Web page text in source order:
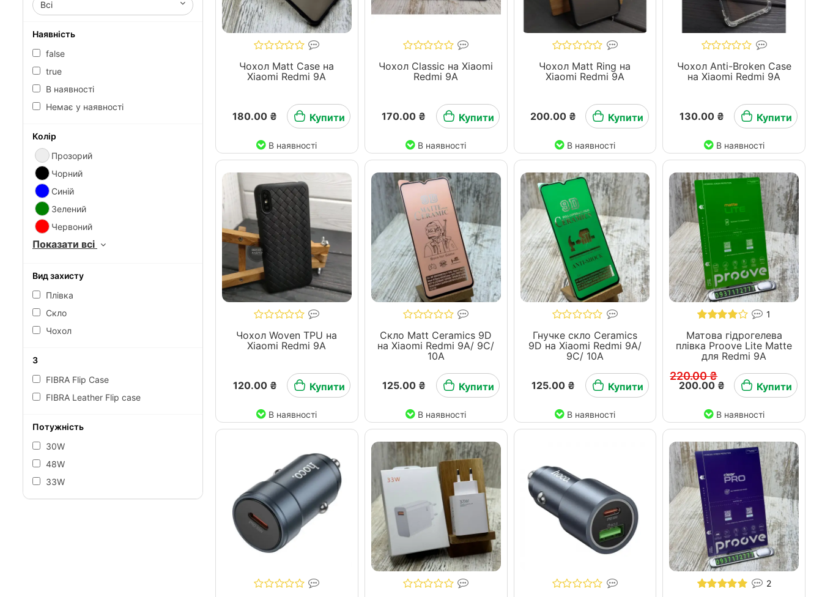
Всі
Наявність
false
true
В наявності
Немає у наявності
Колір
Прозорий
Чорний
Синій
Зелений
Червоний
Показати всі
Вид захисту
Плівка
Скло
Чохол
3
FIBRA Flip Case
FIBRA Leather Flip case
Потужність
30W
48W
33W
Чохол Matt Case на
Xiaomi Redmi 9A
180.00 ₴ Купити
В наявності
Чохол Classic на Xiaomi
Redmi 9A
170.00 ₴ Купити
В наявності
Чохол Matt Ring на
Xiaomi Redmi 9A
200.00 ₴ Купити
В наявності
Чохол Anti-Broken Case
на Xiaomi Redmi 9A
130.00 ₴ Купити
В наявності
Чохол Woven TPU на
Xiaomi Redmi 9A
120.00 ₴ Купити
В наявності
Скло Matt Ceramics 9D
на Xiaomi Redmi 9A/ 9C/
10A
125.00 ₴ Купити
В наявності
Гнучке скло Ceramics
9D на Xiaomi Redmi 9A/
9C/ 10A
125.00 ₴ Купити
В наявності
1
Матова гідрогелева
плівка Proove Lite Matte
для Redmi 9A
220.00 ₴
200.00 ₴ Купити
В наявності
2